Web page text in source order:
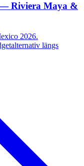
— Riviera Maya &
2026.
längs